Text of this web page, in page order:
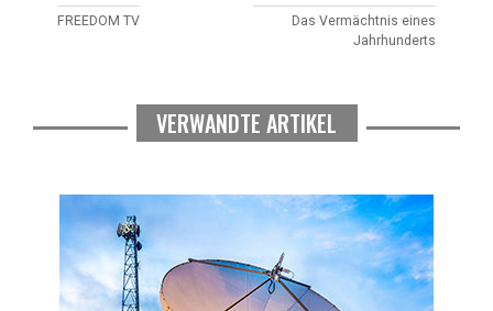
FREEDOM TV
Das Vermächtnis eines
Jahrhunderts
VERWANDTE ARTIKEL